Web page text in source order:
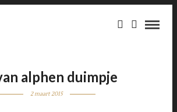
alphen duimpje
2 maart 2015